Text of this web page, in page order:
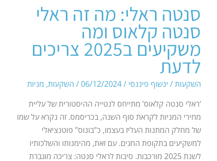
סנטה ראלי: מה זה ראלי
סנטה קלאוס ומה
משקיעים ב2025 צריכים
לדעת
השקעות/ ינשוף פיננסי /
06/12/2024
/ השקעות, מניות
‘ראלי סנטה קלאוס’ מתייחס לנטייה ההיסטורית של עליית
מחירי המניות לקראת סוף השנה, בכריסמס. זה נקרא על שמו
של מחלק המתנות העליז בעצמו, כ”בונוס” פוטנציאלי
למשקיעים בתקופת החגים. עם זאת, מהימנותו והשלכותיו
לשנת 2025 מורכבות. סיבות לראלי סנטה: צריכה מוגברת